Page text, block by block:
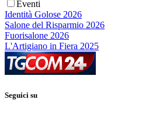
Eventi
Identità Golose 2026
Salone del Risparmio 2026
Fuorisalone 2026
L'Artigiano in Fiera 2025
Seguici su